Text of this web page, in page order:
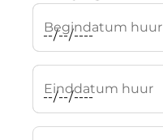
Begindatum huur
Einddatum huur